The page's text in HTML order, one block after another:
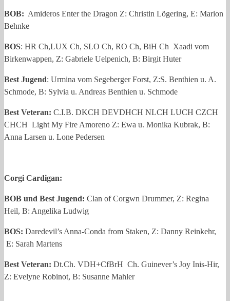
BOB: Amideros Enter the Dragon Z: Christin Lögering, E: Marion
Behnke
BOS: HR Ch,LUX Ch, SLO Ch, RO Ch, BiH Ch Xaadi vom
Birkenwappen, Z: Gabriele Uelpenich, B: Birgit Huter
Best Jugend: Urmina vom Segeberger Forst, Z:S. Benthien u. A.
Schmode, B: Sylvia u. Andreas Benthien u. Schmode
Best Veteran: C.I.B. DKCH DEVDHCH NLCH LUCH CZCH
CHCH Light My Fire Amoreno Z: Ewa u. Monika Kubrak, B:
Anna Larsen u. Lone Pedersen
Corgi Cardigan:
BOB und Best Jugend: Clan of Corgwn Drummer, Z: Regina
Heil, B: Angelika Ludwig
BOS: Daredevil’s Anna-Conda from Staken, Z: Danny Reinkehr,
E: Sarah Martens
Best Veteran: Dt.Ch. VDH+CfBrH Ch. Guinever’s Joy Inis-Hir,
Z: Evelyne Robinot, B: Susanne Mahler